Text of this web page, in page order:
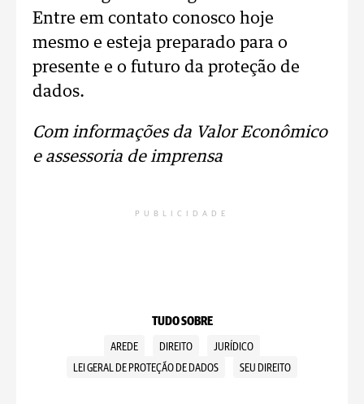
Entre em contato conosco hoje
mesmo e esteja preparado para o
presente e o futuro da proteção de
dados.
Com informações da Valor Econômico
e assessoria de imprensa
PUBLICIDADE
TUDO SOBRE
AREDE DIREITO
JURÍDICO
LEI GERAL DE PROTEÇÃO DE DADOS
SEU DIREITO